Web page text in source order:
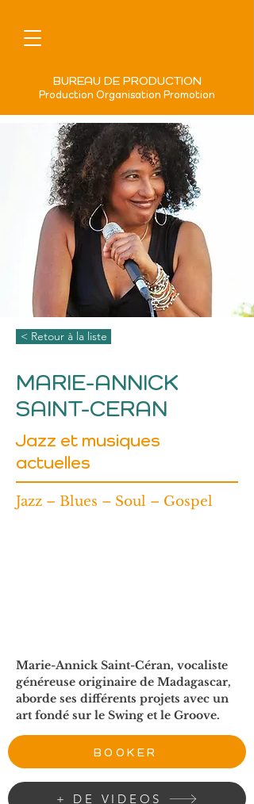
BUREAU DE PRODUCTION
Production Organisation Promotion
< Retour à la liste
MARIE-ANNICK
SAINT-CERAN
Jazz et musiques
actuelles
Jazz – Blues – Soul – Gospel
Marie-Annick Saint-Céran, vocaliste
généreuse originaire de Madagascar,
aborde ses différents projets avec un
art fondé sur le Swing et le Groove.
BOOKER
+ DE VIDEOS